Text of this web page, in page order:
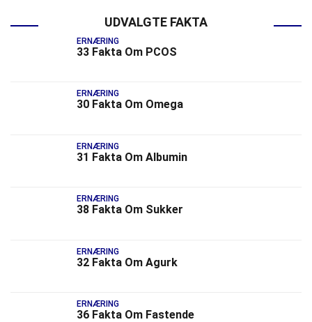
UDVALGTE FAKTA
ERNÆRING
33 Fakta Om PCOS
ERNÆRING
30 Fakta Om Omega
ERNÆRING
31 Fakta Om Albumin
ERNÆRING
38 Fakta Om Sukker
ERNÆRING
32 Fakta Om Agurk
ERNÆRING
36 Fakta Om Fastende